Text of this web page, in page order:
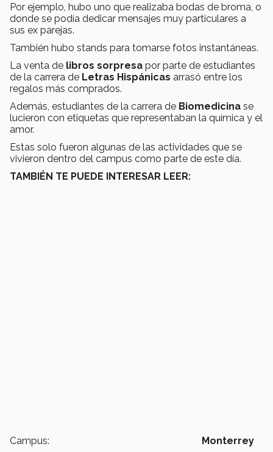
Por ejemplo, hubo uno que realizaba bodas de broma, o
donde se podía dedicar mensajes muy particulares a
sus ex parejas.
También hubo stands para tomarse fotos instantáneas.
La venta de libros sorpresa por parte de estudiantes
de la carrera de Letras Hispánicas arrasó entre los
regalos más comprados.
Además, estudiantes de la carrera de Biomedicina se
lucieron con etiquetas que representaban la química y el
amor.
Estas solo fueron algunas de las actividades que se
vivieron dentro del campus como parte de este día.
TAMBIÉN TE PUEDE INTERESAR LEER:
Campus: Monterrey